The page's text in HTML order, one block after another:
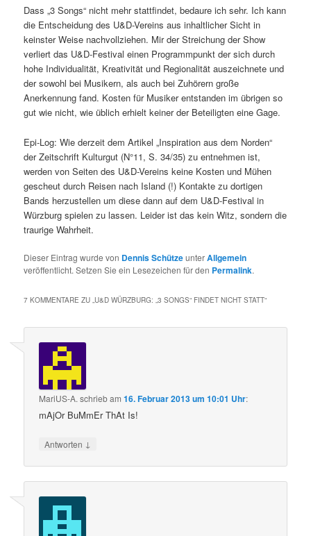
Dass „3 Songs“ nicht mehr stattfindet, bedaure ich sehr. Ich kann
die Entscheidung des U&D-Vereins aus inhaltlicher Sicht in
keinster Weise nachvollziehen. Mir der Streichung der Show
verliert das U&D-Festival einen Programmpunkt der sich durch
hohe Individualität, Kreativität und Regionalität auszeichnete und
der sowohl bei Musikern, als auch bei Zuhörern große
Anerkennung fand. Kosten für Musiker entstanden im übrigen so
gut wie nicht, wie üblich erhielt keiner der Beteiligten eine Gage.
Epi-Log: Wie derzeit dem Artikel „Inspiration aus dem Norden“
der Zeitschrift Kulturgut (N°11, S. 34/35) zu entnehmen ist,
werden von Seiten des U&D-Vereins keine Kosten und Mühen
gescheut durch Reisen nach Island (!) Kontakte zu dortigen
Bands herzustellen um diese dann auf dem U&D-Festival in
Würzburg spielen zu lassen. Leider ist das kein Witz, sondern die
traurige Wahrheit.
Dieser Eintrag wurde von Dennis SchützeunterAllgemein
veröffentlicht. Setzen Sie ein Lesezeichen für den Permalink.
7 KOMMENTARE ZU „U&D WÜRZBURG: „3 SONGS“ FINDET NICHT STATT“
MariUS-A. schriebam16. Februar 2013 um 10:01 Uhr:
mAjOr BuMmEr ThAt Is!
Antworten ↓